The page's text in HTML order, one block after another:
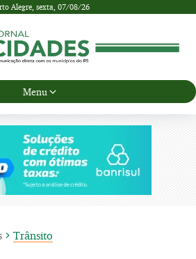
Alegre, sexta, 07/08/26
Menu
Trânsito